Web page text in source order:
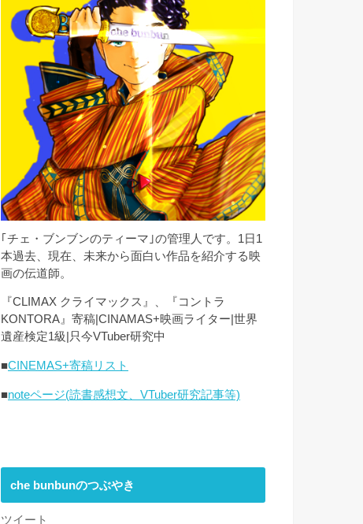
｢チェ・ブンブンのティーマ｣の管理人です。1日1
本過去、現在、未来から面白い作品を紹介する映
画の伝道師。
『CLIMAX クライマックス』、『コントラ
KONTORA』寄稿|CINAMAS+映画ライター|世界
遺産検定1級|只今VTuber研究中
■CINEMAS+寄稿リスト
■noteページ(読書感想文、VTuber研究記事等)
che bunbunのつぶやき
ツイート